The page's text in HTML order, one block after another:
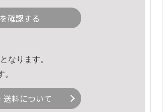
確認する
なります。
送料について